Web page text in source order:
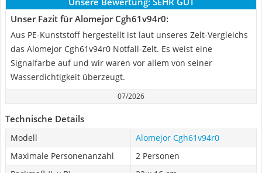
Unser Fazit für Alomejor Cgh61v94r0:
Aus PE-Kunststoff hergestellt ist laut unseres Zelt-Vergleichs
das Alomejor Cgh61v94r0 Notfall-Zelt. Es weist eine
Signalfarbe auf und wir waren vor allem von seiner
Wasserdichtigkeit überzeugt.
07/2026
Technische Details
Modell
Alomejor Cgh61v94r0
Maximale Personenanzahl
2 Personen